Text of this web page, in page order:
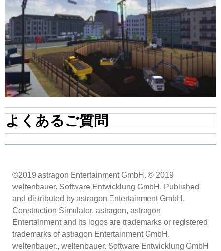
よくあるご質問
©2019 astragon Entertainment GmbH. © 2019
weltenbauer. Software Entwicklung GmbH. Published
and distributed by astragon Entertainment GmbH.
Construction Simulator, astragon, astragon
Entertainment and its logos are trademarks or registered
trademarks of astragon Entertainment GmbH.
weltenbauer., weltenbauer. Software Entwicklung GmbH